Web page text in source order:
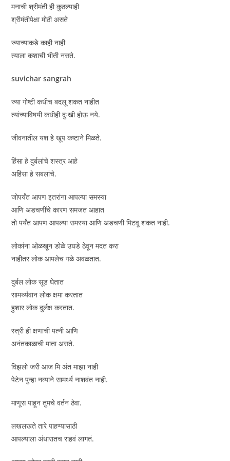
मनाची श्रीमंती ही कुठल्याही
श्रीमंतीपेक्षा मोठी असते
ज्याच्याकडे काही नाही
त्याला कशाची भीती नसते.
suvichar sangrah
ज्या गोष्टी कधीच बदलू शकत नाहीत
त्यांच्याविषयी कधीही दुःखी होऊ नये.
जीवनातील यश हे खूप कष्टाने मिळते.
हिंसा हे दुर्बलांचे शस्त्र आहे
अहिंसा हे सबलांचे.
जोपर्यंत आपण इतरांना आपल्या समस्या
आणि अडचणींचे कारण समजत आहात
तो पर्यंत आपण आपल्या समस्या आणि अडचणी मिटवू शकत नाही.
लोकांना ओळखून डोळे उघडे ठेवून मदत करा
नाहीतर लोक आपलेच गळे अवळतात.
दुर्बल लोक सूड घेतात
सामर्थ्यवान लोक क्षमा करतात
हुशार लोक दुर्लक्ष करतात.
स्त्री ही क्षणाची पत्नी आणि
अनंतकाळाची माता असते.
विझलो जरी आज मि अंत माझा नाही
पेटेन पुन्हा नव्याने सामर्थ्य नाशवंत नाही.
माणूस पाहून तुमचे वर्तन ठेवा.
लखलखते तारे पाहण्यासाठी
आपल्याला अंधारातच राहवं लागतं.